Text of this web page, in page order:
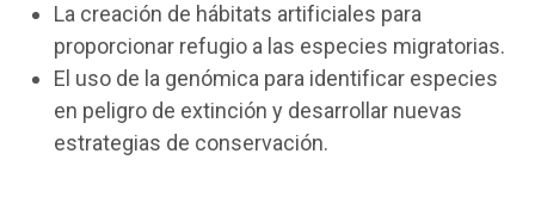
La creación de hábitats artificiales para
proporcionar refugio a las especies migratorias.
El uso de la genómica para identificar especies
en peligro de extinción y desarrollar nuevas
estrategias de conservación.